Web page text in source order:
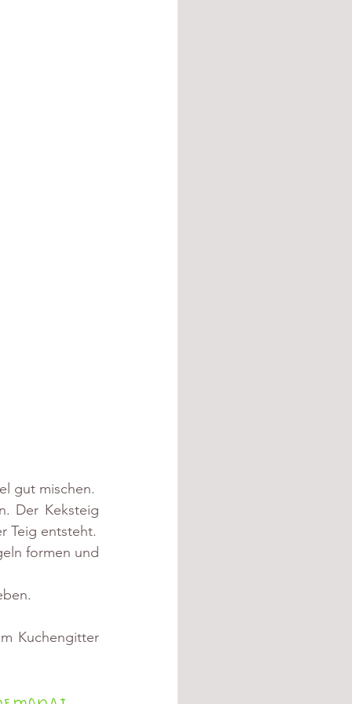
gut mischen.
Der Keksteig
Teig entsteht.
formen und
Kuchengitter